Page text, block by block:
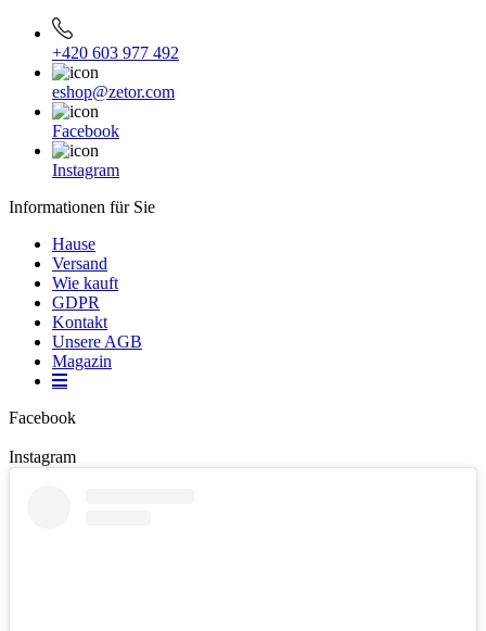
+420 603 977 492
eshop@zetor.com
Facebook
Instagram
Informationen für Sie
Hause
Versand
Wie kauft
GDPR
Kontakt
Unsere AGB
Magazin
Facebook
Instagram